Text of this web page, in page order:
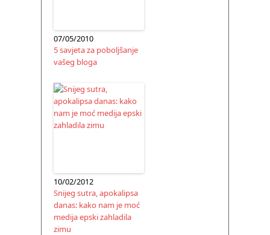
07/05/2010
5 savjeta za poboljšanje
vašeg bloga
10/02/2012
Snijeg sutra, apokalipsa
danas: kako nam je moć
medija epski zahladila
zimu